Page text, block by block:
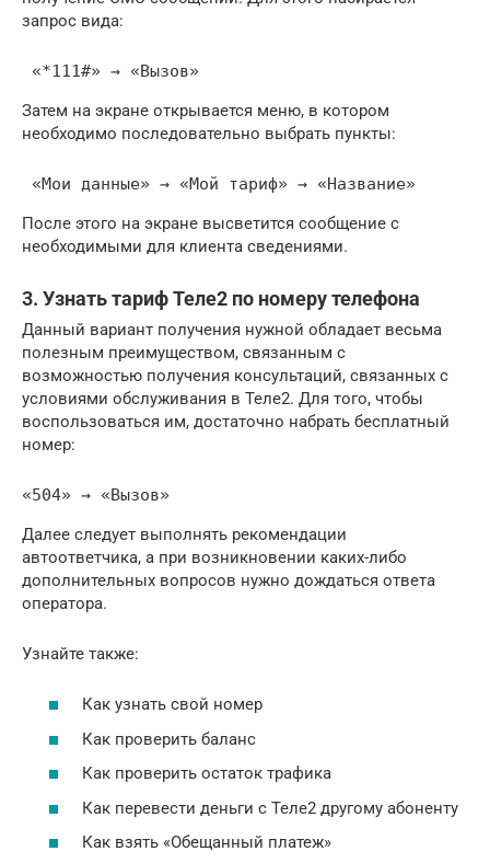
запрос вида:
«*111#» → «Вызов»
Затем на экране открывается меню, в котором
необходимо последовательно выбрать пункты:
«Мои данные» → «Мой тариф» → «Название»
После этого на экране высветится сообщение с
необходимыми для клиента сведениями.
3. Узнать тариф Теле2 по номеру телефона
Данный вариант получения нужной обладает весьма
полезным преимуществом, связанным с
возможностью получения консультаций, связанных с
условиями обслуживания в Теле2. Для того, чтобы
воспользоваться им, достаточно набрать бесплатный
номер:
«504» → «Вызов»
Далее следует выполнять рекомендации
автоответчика, а при возникновении каких-либо
дополнительных вопросов нужно дождаться ответа
оператора.
Узнайте также:
Как узнать свой номер
Как проверить баланс
Как проверить остаток трафика
Как перевести деньги с Теле2 другому абоненту
Как взять «Обещанный платеж»